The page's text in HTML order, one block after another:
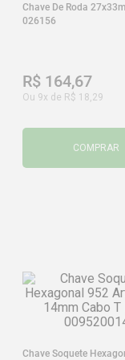
Chave De Roda
026156
R$ 164,67
Ou 9x de R$ 18,29
COMPRAR
Chave Soquete